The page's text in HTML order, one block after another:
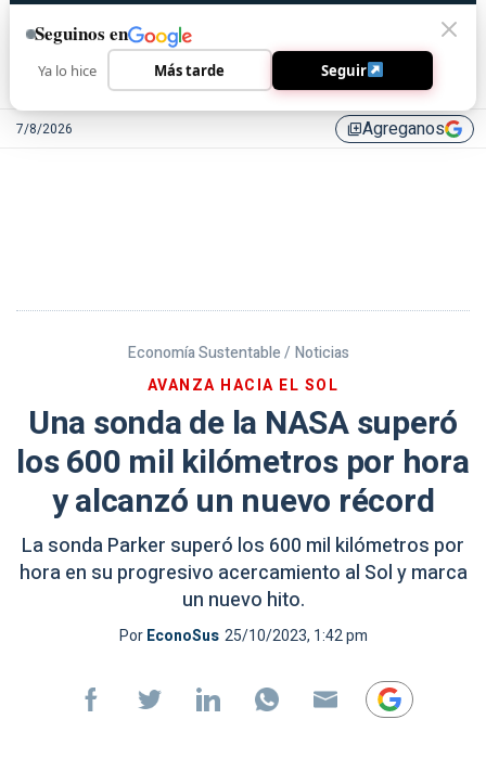
7/8/2026 library_addAgreganos
Economía Sustentable / Noticias
AVANZA HACIA EL SOL
Una sonda de la NASA superó
los 600 mil kilómetros por hora
y alcanzó un nuevo récord
La sonda Parker superó los 600 mil kilómetros por
hora en su progresivo acercamiento al Sol y marca
un nuevo hito.
PorEconoSus 25/10/2023, 1:42 pm
Seguinos en
Ya lo hice Más tarde Seguir